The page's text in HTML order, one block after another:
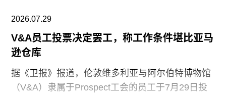
2026.07.29
V&A员工投票决定罢工，称工作条件堪比亚马
逊仓库
据《卫报》报道，伦敦维多利亚与阿尔伯特博物馆
（V&A）隶属于Prospect工会的员工于7月29日投